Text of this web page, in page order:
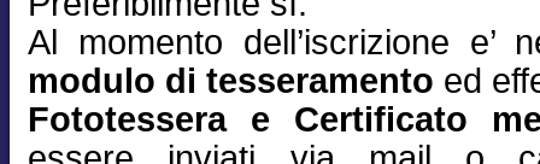
Al momento dell’iscrizione e’
modulo di tesseramento ed
Fototessera e Certificato